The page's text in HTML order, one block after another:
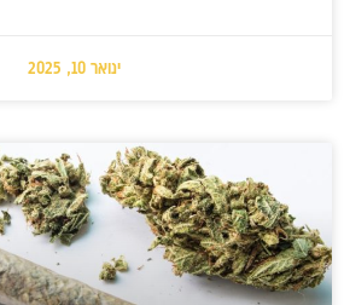
ינואר 10, 2025